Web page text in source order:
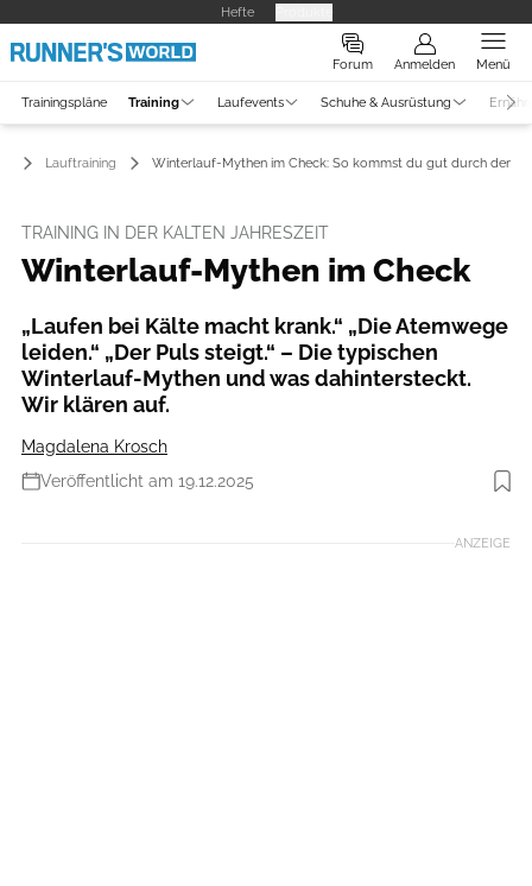
Hefte
Forum Anmelden Menü
Trainingspläne Training Laufevents Schuhe & Ausrüstung
Lauftraining Winterlauf-Mythen im Check: So kommst du gut durch den
TRAINING IN DER KALTEN JAHRESZEIT
Winterlauf-Mythen im Check
„Laufen bei Kälte macht krank.“ „Die Atemwege
leiden.“ „Der Puls steigt.“ – Die typischen
Winterlauf-Mythen und was dahintersteckt.
Wir klären auf.
Magdalena Krosch
Veröffentlicht am 19.12.2025
Foto: Getty Images
ANZEIGE